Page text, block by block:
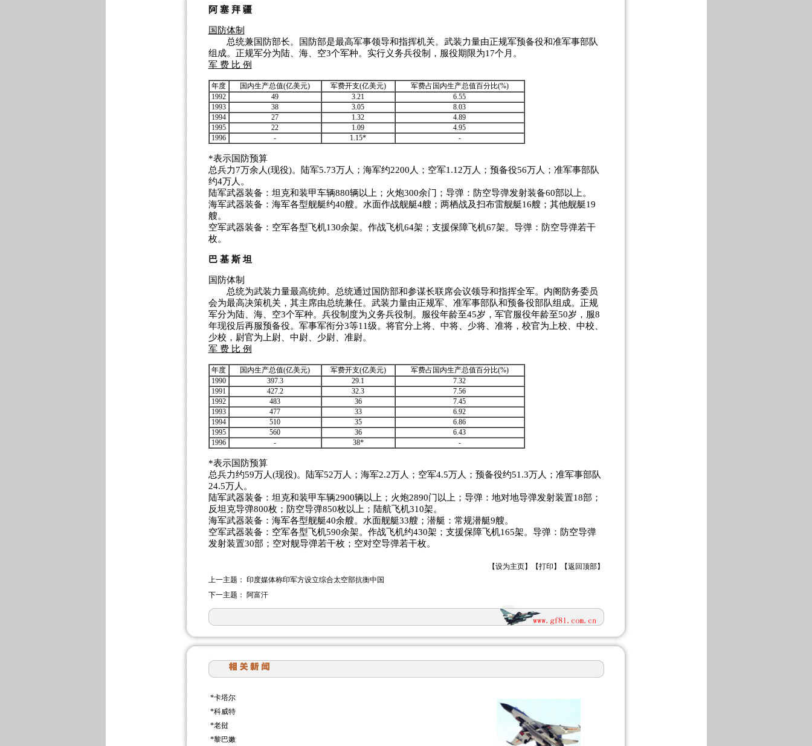
阿 塞 拜 疆
国防体制
总统兼国防部长。国防部是最高军事领导和指挥机关。武装力量由正规军预备役和准军事部队
组成。正规军分为陆、海、空3个军种。实行义务兵役制，服役期限为17个月。
军 费 比 例
年度 国内生产总值(亿美元) 军费开支(亿美元)
军费占国内生产总值百分比(%)
1992
49 3.21
6.55
1993
38 3.05
8.03
1994
27 1.32
4.89
1995
22 1.09
4.95
1996
- 1.15* -
*表示国防预算
总兵力7万余人(现役)。陆军5.73万人；海军约2200人；空军1.12万人；预备役56万人；准军事部队
约4万人。
陆军武器装备：坦克和装甲车辆880辆以上；火炮300余门；导弹：防空导弹发射装备60部以上。
海军武器装备：海军各型舰艇约40艘。水面作战舰艇4艘；两栖战及扫布雷舰艇16艘；其他舰艇19
艘。
空军武器装备：空军各型飞机130余架。作战飞机64架；支援保障飞机67架。导弹：防空导弹若干
枚。
巴 基 斯 坦
国防体制
总统为武装力量最高统帅。总统通过国防部和参谋长联席会议领导和指挥全军。内阁防务委员
会为最高决策机关，其主席由总统兼任。武装力量由正规军、准军事部队和预备役部队组成。正规
军分为陆、海、空3个军种。兵役制度为义务兵役制。服役年龄至45岁，军官服役年龄至50岁，服8
年现役后再服预备役。军事军衔分3等11级。将官分上将、中将、少将、准将，校官为上校、中校、
少校，尉官为上尉、中尉、少尉、准尉。
军 费 比 例
年度 国内生产总值(亿美元) 军费开支(亿美元)
军费占国内生产总值百分比(%)
1990
397.3 29.1
7.32
1991
427.2 32.3
7.56
1992
483 36
7.45
1993
477 33
6.92
1994
510 35
6.86
1995
560 36
6.43
1996
- 38* -
*表示国防预算
总兵力约59万人(现役)。陆军52万人；海军2.2万人；空军4.5万人；预备役约51.3万人；准军事部队
24.5万人。
陆军武器装备：坦克和装甲车辆2900辆以上；火炮2890门以上；导弹：地对地导弹发射装置18部；
反坦克导弹800枚；防空导弹850枚以上；陆航飞机310架。
海军武器装备：海军各型舰艇40余艘。水面舰艇33艘；潜艇：常规潜艇9艘。
空军武器装备：空军各型飞机590余架。作战飞机约430架；支援保障飞机165架。导弹：防空导弹
发射装置30部；空对舰导弹若干枚；空对空导弹若干枚。
【设为主页】【打印 】【返回顶部】
上一主题： 印度媒体称印军方设立综合太空部抗衡中国
下一主题：
阿富汗
*卡塔尔
*科威特
*老挝
*黎巴嫩